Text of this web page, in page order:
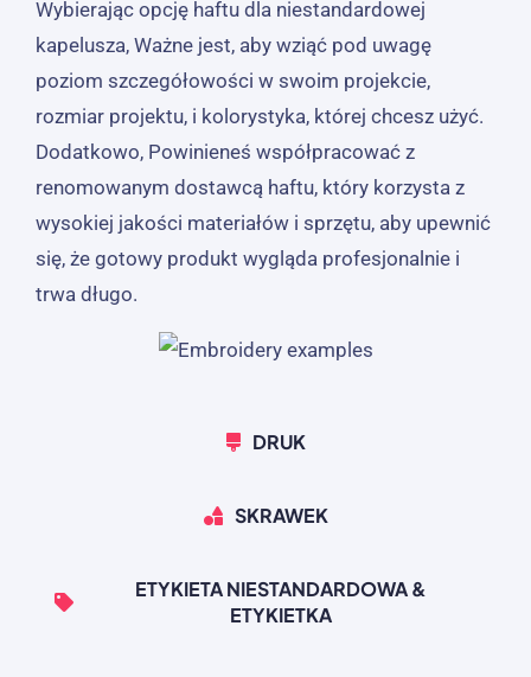
Wybierając opcję haftu dla niestandardowej
kapelusza, Ważne jest, aby wziąć pod uwagę
poziom szczegółowości w swoim projekcie,
rozmiar projektu, i kolorystyka, której chcesz użyć.
Dodatkowo, Powinieneś współpracować z
renomowanym dostawcą haftu, który korzysta z
wysokiej jakości materiałów i sprzętu, aby upewnić
się, że gotowy produkt wygląda profesjonalnie i
trwa długo.
DRUK
SKRAWEK
ETYKIETA NIESTANDARDOWA &
ETYKIETKA